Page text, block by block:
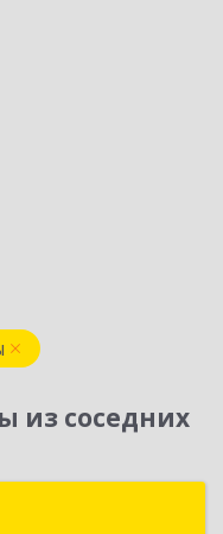
из соседних